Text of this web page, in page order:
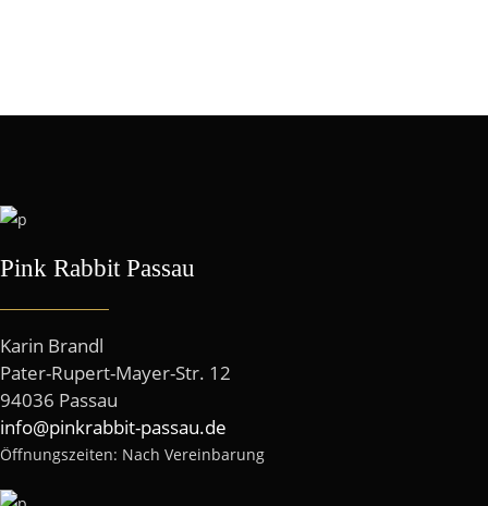
Pink Rabbit Passau
Karin Brandl
Pater-Rupert-Mayer-Str. 12
94036 Passau
info@pinkrabbit-passau.de
Öffnungszeiten: Nach Vereinbarung